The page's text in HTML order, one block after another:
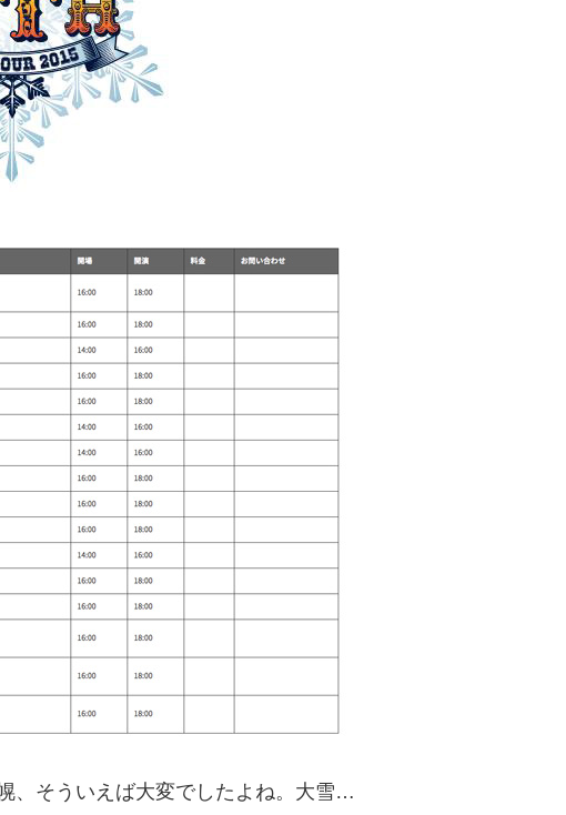
、そういえば大変でしたよね。大雪…